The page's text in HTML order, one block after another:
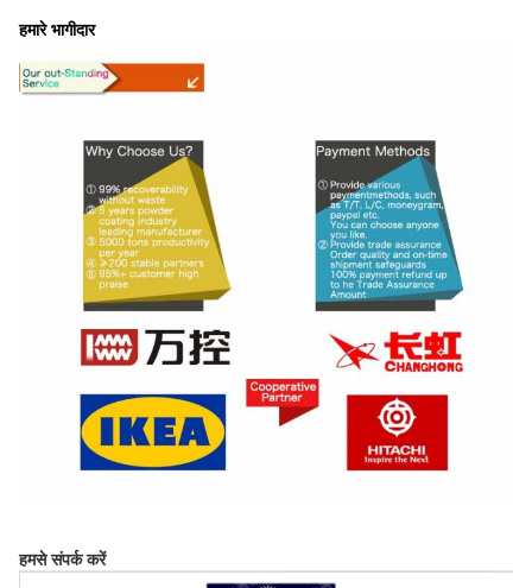
हमारे भागीदार
हमसे संपर्क करें